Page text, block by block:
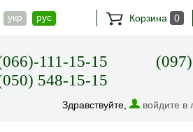
укр рус Корзина 0
111-15-15
548-15-15
Здравствуйте, войдите в